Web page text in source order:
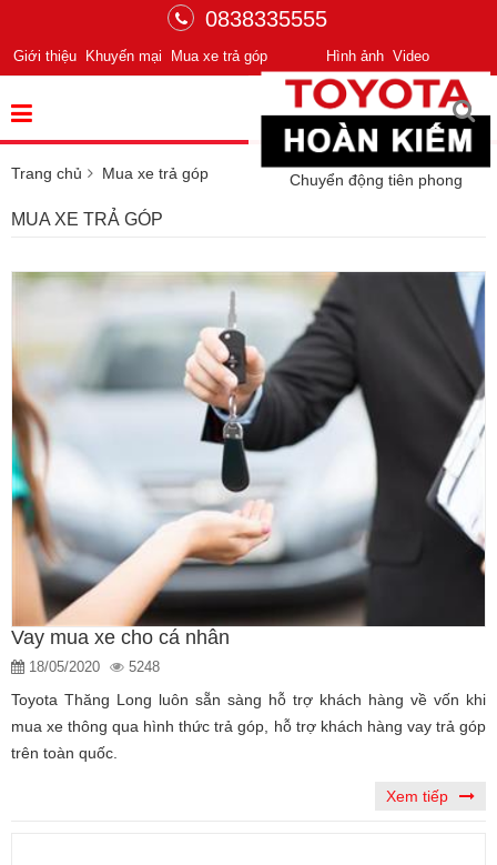
0838335555
Hình ảnh Video
Giới thiệu Khuyến mại Mua xe trả góp
Chuyển động tiên phong
Trang chủ Mua xe trả góp
MUA XE TRẢ GÓP
Vay mua xe cho cá nhân
18/05/2020 5248
Toyota Thăng Long luôn sẵn sàng hỗ trợ khách hàng về vốn khi
mua xe thông qua hình thức trả góp, hỗ trợ khách hàng vay trả góp
trên toàn quốc.
Xem tiếp